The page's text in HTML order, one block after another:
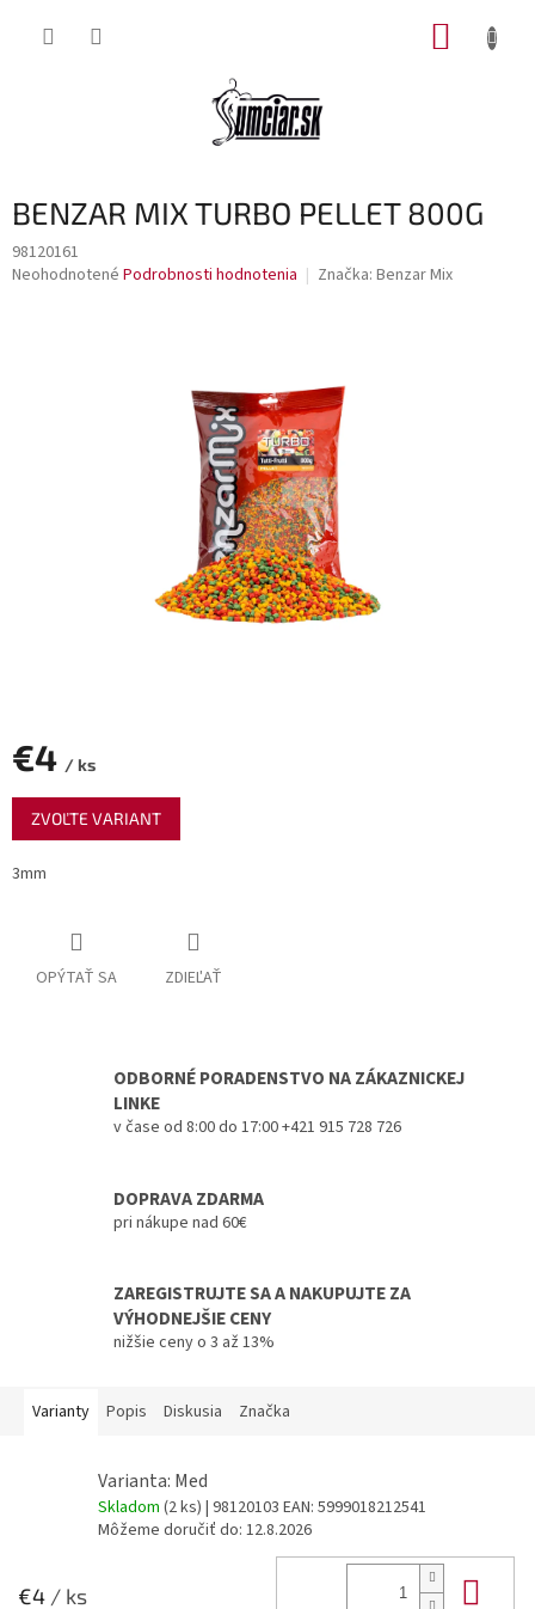
BENZAR MIX TURBO PELLET 800G
98120161
Priemerné
Neohodnotené Podrobnosti hodnotenia Značka: Benzar Mix
€4 / ks
Jednotková
cena:
ZVOĽTE VARIANT
3mm
OPÝTAŤ SA ZDIEĽAŤ
ODBORNÉ PORADENSTVO NA ZÁKAZNICKEJ
LINKE
v čase od 8:00 do 17:00 +421 915 728 726
DOPRAVA ZDARMA
pri nákupe nad 60€
ZAREGISTRUJTE SA A NAKUPUJTE ZA
VÝHODNEJŠIE CENY
nižšie ceny o 3 až 13%
Varianty Popis Diskusia Značka
Varianta: Med
Skladom (2 ks) | 98120103 EAN: 5999018212541
Môžeme doručiť do: 12.8.2026
€4 / ks